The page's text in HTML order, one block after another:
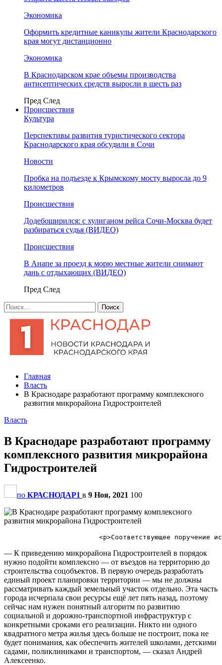
Экономика
Оформить кредитные каникулы жители Краснодарского
края могут дистанционно
Экономика
В Краснодарском крае объемы производства
антисептических средств выросли в шесть раз
Пред След
Происшествия
Культура
Перспективы развития туристического сектора
Краснодарского края обсудили в Сочи
Новости
Пробка на подъезде к Крымскому мосту выросла до 9
километров
Происшествия
Додебоширился: с хулиганом рейса Сочи-Москва будет
разбираться судья (ВИДЕО)
Происшествия
В Анапе за проезд к морю местные жители снимают
дань с отдыхающих (ВИДЕО)
Пред След
Главная
Власть
В Краснодаре разработают программу комплексного
развития микрорайона Гидростроителей
Власть
В Краснодаре разработают программу
комплексного развития микрорайона
Гидростроителей
по КРАСНОДАР1 в 9 Ноя, 2021 100
— К приведению микрорайона Гидростроителей в порядок
нужно подойти комплексно — от въездов на территорию до
строительства соцобъектов. В первую очередь разработать
единый проект планировки территории — мы не должны
рассматривать каждый земельный участок отдельно. Эта часть
города исчерпала свои ресурсы ещё лет пять назад, поэтому
сейчас нам нужен понятный алгоритм по развитию
социальной и дорожно-транспортной инфраструктур с
конкретными сроками его реализации. Никто ни одного
квадратного метра жилья здесь больше не построит, пока не
будет понимания, как обеспечить жителей школами, детскими
садами, поликлиниками и транспортом, — сказал Андрей
Алексеенко.